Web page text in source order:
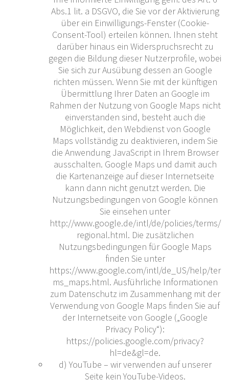
Abs.1 lit. a DSGVO, die Sie vor der Aktivierung
über ein Einwilligungs-Fenster (Cookie-
Consent-Tool) erteilen können. Ihnen steht
darüber hinaus ein Widerspruchsrecht zu
gegen die Bildung dieser Nutzerprofile, wobei
Sie sich zur Ausübung dessen an Google
richten müssen. Wenn Sie mit der künftigen
Übermittlung Ihrer Daten an Google im
Rahmen der Nutzung von Google Maps nicht
einverstanden sind, besteht auch die
Möglichkeit, den Webdienst von Google
Maps vollständig zu deaktivieren, indem Sie
die Anwendung JavaScript in Ihrem Browser
ausschalten. Google Maps und damit auch
die Kartenanzeige auf dieser Internetseite
kann dann nicht genutzt werden. Die
Nutzungsbedingungen von Google können
Sie einsehen unter
http://www.google.de/intl/de/policies/terms/
regional.html. Die zusätzlichen
Nutzungsbedingungen für Google Maps
finden Sie unter
https://www.google.com/intl/de_US/help/ter
ms_maps.html. Ausführliche Informationen
zum Datenschutz im Zusammenhang mit der
Verwendung von Google Maps finden Sie auf
der Internetseite von Google („Google
Privacy Policy“):
https://policies.google.com/privacy?
hl=de&gl=de.
d) YouTube – wir verwenden auf unserer
Seite kein YouTube-Videos.